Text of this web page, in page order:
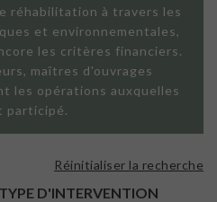
réhabilitation à travers les
et environnementales,
les critères financiers.
maîtres d'ouvrages
les opérations auxquelles
participé.
D'INTERVENTION
Réinitialiser la recherche